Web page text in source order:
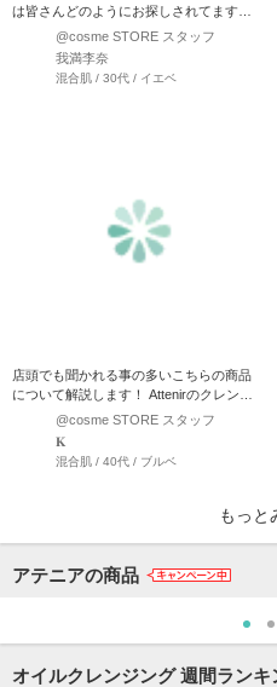
は皆さんどのようにお探しされてます
か？？ クレンジングにも…
@cosme STORE スタッフ
我満李奈
混合肌 / 30代 / イエベ
店頭でも聞かれる事の多いこちらの商品
について解説します！ Attenirのクレンジ
ングとは↓ …@cosme STORE スタッフ
𝐊
混合肌 / 40代 / ブルベ
もっと
アテニアの商品
オイルクレンジング 週間ランキ